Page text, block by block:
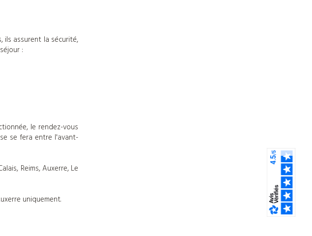
ils assurent la sécurité,
:
le rendez-vous
se fera entre l'avant-
Reims, Auxerre, Le
uniquement.